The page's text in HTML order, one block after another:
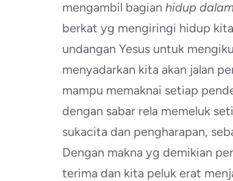
mengambil bagian hidup
berkat yg mengiringi hidup
undangan Yesus untuk
menyadarkan kita akan jalan
mampu memaknai setiap
dengan sabar rela memeluk
sukacita dan pengharapan,
Dengan makna yg demikian
terima dan kita peluk erat